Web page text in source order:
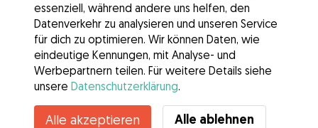
essenziell, während andere uns helfen, den
Datenverkehr zu analysieren und unseren Service
für dich zu optimieren. Wir können Daten, wie
eindeutige Kennungen, mit Analyse- und
Werbepartnern teilen. Für weitere Details siehe
unsere Datenschutzerklärung.
Alle akzeptieren Alle ablehnen